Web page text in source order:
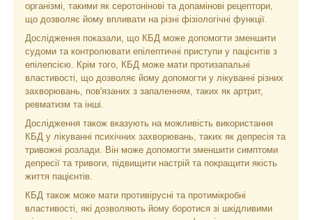
організмі, такими як серотонінові та допамінові рецептори,
що дозволяє йому впливати на різні фізіологічні функції.
Дослідження показали, що КБД може допомогти зменшити
судоми та контролювати епілептичні приступи у пацієнтів з
епілепсією. Крім того, КБД може мати протизапальні
властивості, що дозволяє йому допомогти у лікуванні різних
захворювань, пов'язаних з запаленням, таких як артрит,
ревматизм та інші.
Дослідження також вказують на можливість використання
КБД у лікуванні психічних захворювань, таких як депресія та
тривожні розлади. Він може допомогти зменшити симптоми
депресії та тривоги, підвищити настрій та покращити якість
життя пацієнтів.
КБД також може мати противірусні та протимікробні
властивості, які дозволяють йому боротися зі шкідливими